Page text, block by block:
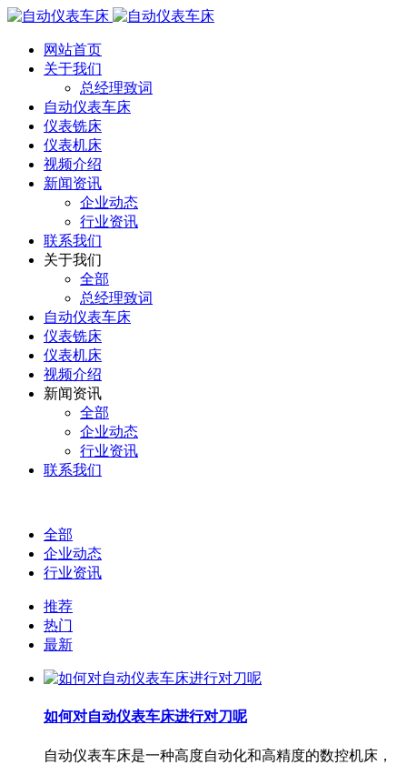
网站首页
关于我们
总经理致词
自动仪表车床
仪表铣床
仪表机床
视频介绍
新闻资讯
企业动态
行业资讯
联系我们
关于我们
全部
总经理致词
自动仪表车床
仪表铣床
仪表机床
视频介绍
新闻资讯
全部
企业动态
行业资讯
联系我们
全部
企业动态
行业资讯
推荐
热门
最新
如何对自动仪表车床进行对刀呢
自动仪表车床是一种高度自动化和高精度的数控机床，